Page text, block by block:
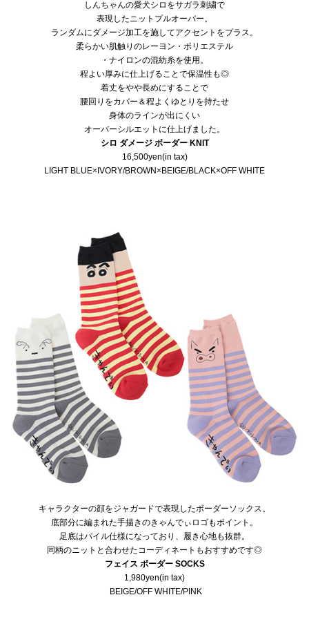
しんちゃんの愛犬シロをサガラ刺繍で
表現したニットプルオーバー。
ランダムにダメージ加工を施してアクセントをプラス。
柔らかい肌触りのレーヨン・ポリエステル
・ナイロンの混紡糸を使用。
程よい厚みに仕上げることで保温性も◎
着丈をやや長めにすることで
腰回りをカバー＆程よくゆとりを持たせ
身体のラインが出にくい
オーバーシルエットに仕上げました。
シロ ダメージ ボーダー KNIT
16,500yen(in tax)
LIGHT BLUE×IVORY/BROWN×BEIGE/BLACK×OFF WHITE
キャラクターの顔をジャガードで表現したボーダーソックス。
底部分に編まれた手描きのきゃんでぃロゴもポイント。
足底はパイル仕様になっており、履き心地も抜群。
同柄のニットと合わせたコーディネートもおすすめです◎
フェイス ボーダー SOCKS
1,980yen(in tax)
BEIGE/OFF WHITE/PINK